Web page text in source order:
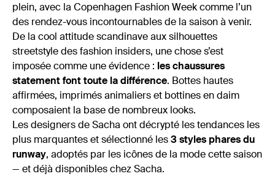
plein, avec la Copenhagen Fashion Week comme l’un
des rendez-vous incontournables de la saison à venir.
De la cool attitude scandinave aux silhouettes
streetstyle des fashion insiders, une chose s’est
imposée comme une évidence : les chaussures
statement font toute la différence. Bottes hautes
affirmées, imprimés animaliers et bottines en daim
composaient la base de nombreux looks.
Les designers de Sacha ont décrypté les tendances les
plus marquantes et sélectionné les3 styles phares du
runway, adoptés par les icônes de la mode cette saison
— et déjà disponibles chez Sacha.